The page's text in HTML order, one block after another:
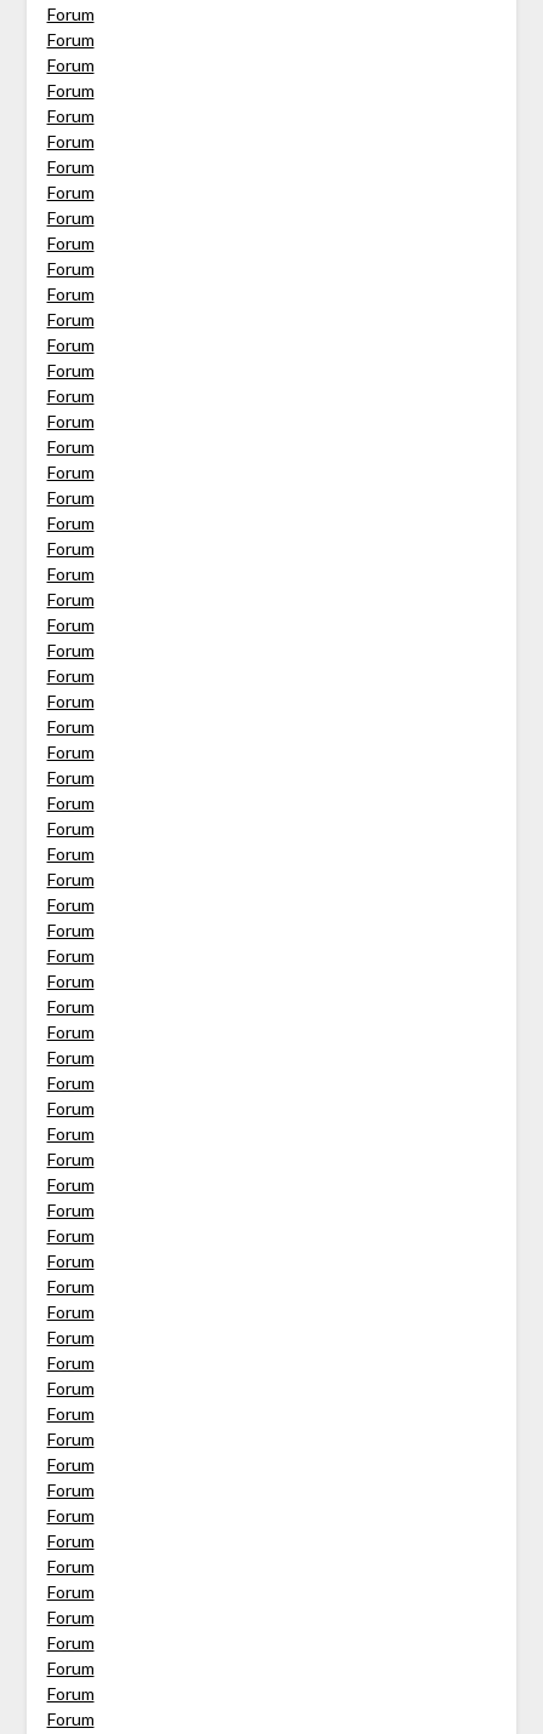
Forum
Forum
Forum
Forum
Forum
Forum
Forum
Forum
Forum
Forum
Forum
Forum
Forum
Forum
Forum
Forum
Forum
Forum
Forum
Forum
Forum
Forum
Forum
Forum
Forum
Forum
Forum
Forum
Forum
Forum
Forum
Forum
Forum
Forum
Forum
Forum
Forum
Forum
Forum
Forum
Forum
Forum
Forum
Forum
Forum
Forum
Forum
Forum
Forum
Forum
Forum
Forum
Forum
Forum
Forum
Forum
Forum
Forum
Forum
Forum
Forum
Forum
Forum
Forum
Forum
Forum
Forum
Forum